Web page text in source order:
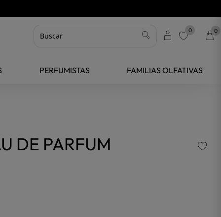
0 0
PERFUMISTAS FAMILIAS OLFATIVAS
DE PARFUM